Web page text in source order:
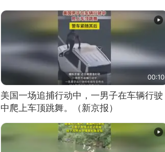
00:10
美国一场追捕行动中，一男子在车辆行驶
中爬上车顶跳舞。（新京报）